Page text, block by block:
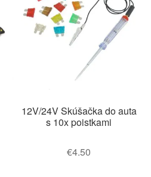
12V/24V Skúšačka do auta
s 10x poistkami
€4.50